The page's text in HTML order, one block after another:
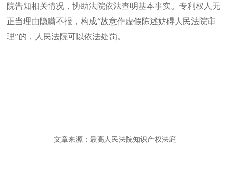
院告知相关情况，协助法院依法查明基本事实。专利权人无
正当理由隐瞒不报，构成“故意作虚假陈述妨碍人民法院审
理”的，人民法院可以依法处罚。
文章来源：最高人民法院知识产权法庭